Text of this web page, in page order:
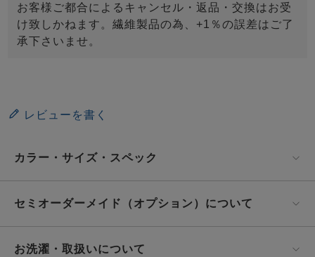
お客様ご都合によるキャンセル・返品・交換はお受
け致しかねます。繊維製品の為、+1％の誤差はご了
承下さいませ。
レビューを書く
カラー・サイズ・スペック
セミオーダーメイド（オプション）について
お洗濯・取扱いについて